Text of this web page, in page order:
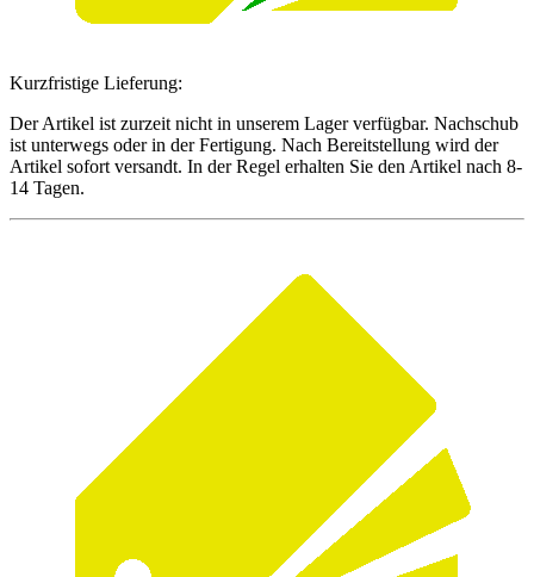
Kurzfristige Lieferung:
Der Artikel ist zurzeit nicht in unserem Lager verfügbar. Nachschub
ist unterwegs oder in der Fertigung. Nach Bereitstellung wird der
Artikel sofort versandt. In der Regel erhalten Sie den Artikel nach 8-
14 Tagen.